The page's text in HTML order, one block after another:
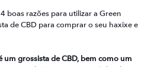
boas razões para utilizar a Green
de CBD para comprar o seu haxixe e
um grossista de CBD, bem como um